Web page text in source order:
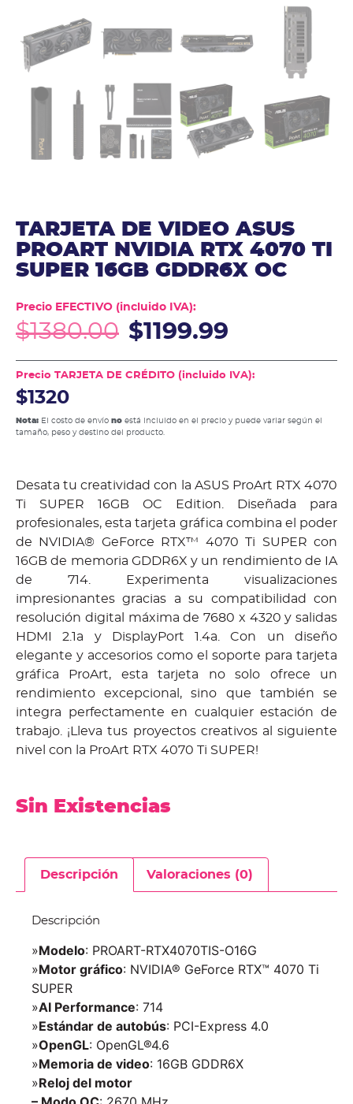
TARJETA DE VIDEO ASUS
PROART NVIDIA RTX 4070 TI
SUPER 16GB GDDR6X OC
Precio EFECTIVO (incluido IVA):
$1380.00 $1199.99
Precio TARJETA DE CRÉDITO (incluido IVA):
$1320
Nota: El costo de envío no está incluido en el precio y puede variar según el
tamaño, peso y destino del producto.
Desata tu creatividad con la ASUS ProArt RTX 4070
Ti SUPER 16GB OC Edition. Diseñada para
profesionales, esta tarjeta gráfica combina el poder
de NVIDIA® GeForce RTX™ 4070 Ti SUPER con
16GB de memoria GDDR6X y un rendimiento de IA
de 714. Experimenta visualizaciones
impresionantes gracias a su compatibilidad con
resolución digital máxima de 7680 x 4320 y salidas
HDMI 2.1a y DisplayPort 1.4a. Con un diseño
elegante y accesorios como el soporte para tarjeta
gráfica ProArt, esta tarjeta no solo ofrece un
rendimiento excepcional, sino que también se
integra perfectamente en cualquier estación de
trabajo. ¡Lleva tus proyectos creativos al siguiente
nivel con la ProArt RTX 4070 Ti SUPER!
Sin Existencias
Descripción Valoraciones (0)
Descripción
»Modelo: PROART-RTX4070TIS-O16G
»Motor gráfico: NVIDIA® GeForce RTX™ 4070 Ti
SUPER
»AI Performance: 714
»Estándar de autobús: PCI-Express 4.0
»OpenGL: OpenGL®4.6
»Memoria de video: 16GB GDDR6X
»Reloj del motor